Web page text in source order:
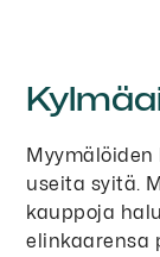
useita syitä.
kauppoja
elinkaarensa